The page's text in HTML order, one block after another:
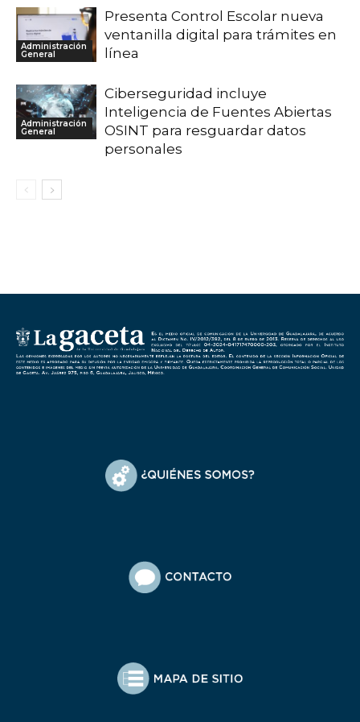
Administración
General
Presenta Control Escolar nueva
ventanilla digital para trámites en
línea
Administración
General
Ciberseguridad incluye
Inteligencia de Fuentes Abiertas
OSINT para resguardar datos
personales